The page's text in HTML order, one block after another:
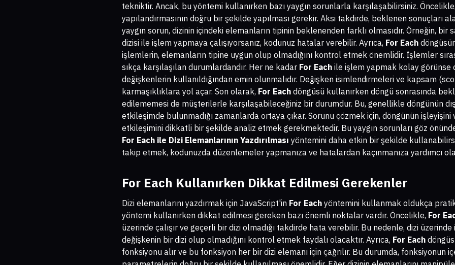
tekniktir. Ancak, bu yöntemi kullanırken bazı yaygın sorunlarla karşılaşabilirsiniz.
yapılandırmasının doğru bir şekilde yapılması gerekir. Aksi takdirde, beklenen sonuçları
yaygın sorun, dizinin içindeki elemanların tipinin beklenenden farklı olmasıdır. Örneğin, bir
dizisi ile işlem yapmaya çalışıyorsanız, kodunuz hatalar verebilir. Ayrıca, For Each
işlemlerin, elemanların tipine uygun olup olmadığını kontrol etmek önemlidir. İşlemler
sıkça karşılaşılan durumlardandır. Her ne kadar For Each ile işlem yapmak kolay görünse
değişkenlerin kullanıldığından emin olunmalıdır. Değişken isimlendirmeleri ve kapsam
karmaşıklıklara yol açar. Son olarak, For Each döngüsü kullanırken döngü sonrasında
edilememesi de müşterilerle karşılaşabileceğiniz bir durumdur. Bu, genellikle döngünün
etkileşimde bulunmadığı zamanlarda ortaya çıkar. Sorunu çözmek için, döngünün işleyişini
etkileşimini dikkatli bir şekilde analiz etmek gerekmektedir. Bu yaygın sorunları göz
For Each ile Dizi Elemanlarının Yazdırılması yöntemini daha etkin bir şekilde
takip etmek, kodunuzda düzenlemeler yapmanıza ve hatalardan kaçınmanıza yardımcı
For Each Kullanırken Dikkat Edilmesi Gerekenler
Dizi elemanlarını yazdırmak için JavaScript'in For Each yöntemini kullanmak oldukça
yöntemi kullanırken dikkat edilmesi gereken bazı önemli noktalar vardır. Öncelikle, For
üzerinde çalışır ve geçerli bir dizi olmadığı takdirde hata verebilir. Bu nedenle, dizi
değişkenin bir dizi olup olmadığını kontrol etmek faydalı olacaktır. Ayrıca, For Each
fonksiyonu alır ve bu fonksiyon her bir dizi elemanı için çağrılır. Bu durumda, fonksiyonun